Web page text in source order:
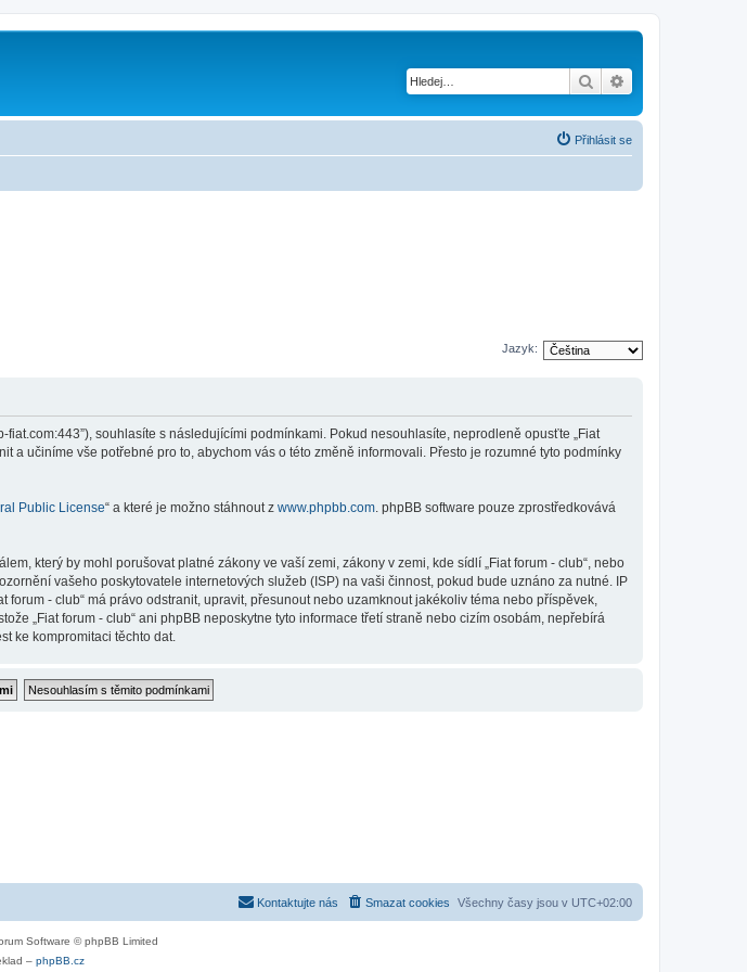
Hledat
Přihlásit se
Jazyk:
fiat.com:443”), souhlasíte s následujícími podmínkami. Pokud nesouhlasíte, neprodleně opusťte „Fiat
učiníme vše potřebné pro to, abychom vás o této změně informovali. Přesto je rozumné tyto podmínky
Public License“ a které je možno stáhnout z www.phpbb.com. phpBB software pouze zprostředkovává
který by mohl porušovat platné zákony ve vaší zemi, zákony v zemi, kde sídlí „Fiat forum - club“, nebo
vašeho poskytovatele internetových služeb (ISP) na vaši činnost, pokud bude uznáno za nutné. IP
- club“ má právo odstranit, upravit, přesunout nebo uzamknout jakékoliv téma nebo příspěvek,
„Fiat forum - club“ ani phpBB neposkytne tyto informace třetí straně nebo cizím osobám, nepřebírá
ke kompromitaci těchto dat.
Všechny časy jsou v UTC+02:00
Smazat cookies
Kontaktujte nás
Software © phpBB Limited
– phpBB.cz